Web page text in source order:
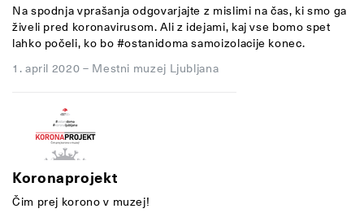
Na spodnja vprašanja odgovarjajte z mislimi na čas, ki smo ga
živeli pred koronavirusom. Ali z idejami, kaj vse bomo spet
lahko počeli, ko bo #ostanidoma samoizolacije konec.
1. april 2020 – Mestni muzej Ljubljana
Koronaprojekt
Čim prej korono v muzej!